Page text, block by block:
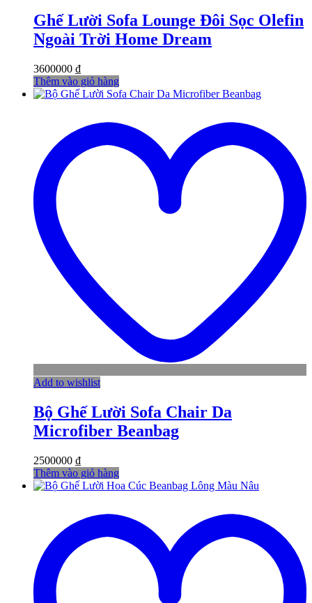
Ghế Lười Sofa Lounge Đôi Sọc Olefin
Ngoài Trời Home Dream
3600000 ₫
Thêm vào giỏ hàng
Add to wishlist
Bộ Ghế Lười Sofa Chair Da
Microfiber Beanbag
2500000 ₫
Thêm vào giỏ hàng